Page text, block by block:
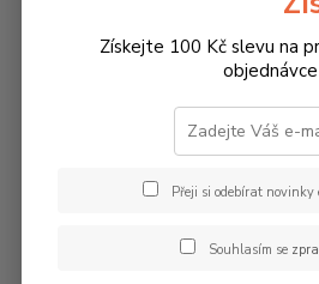
Froté
Froté
Získejte 100 Kč slevu na
Přeji si odebírat novinky
Souhlasím se